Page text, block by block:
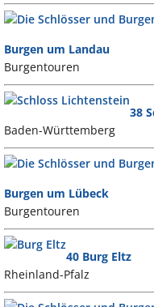
Burgen um Landau
Burgentouren
38
Baden-Württemberg
Burgen um Lübeck
Burgentouren
40 Burg Eltz
Rheinland-Pfalz